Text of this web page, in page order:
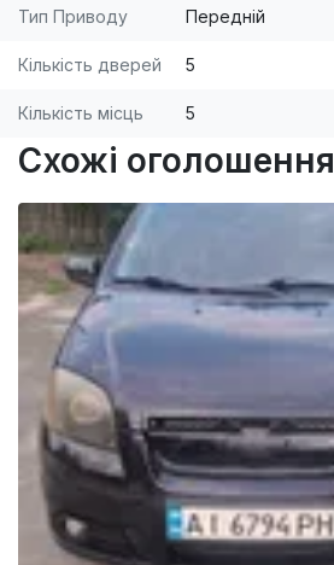
Тип Приводу Передній
Кількість дверей 5
Кількість місць 5
Схожі оголошення